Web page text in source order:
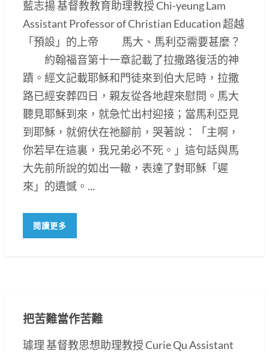
藍志揚 基督教教育助理教授 Chi-yeung Lam
Assistant Professor of Christian Education 超越
「預設」的上帝 馬大、馬利亞需要甚麼？
約翰福音第十一章記載了拉撒路復活的神
蹟。經文記載耶穌和門徒來到伯大尼時，拉撒
路已經安葬四日，親友從各地趕來慰問。馬大
聽見耶穌到來，就急忙出村迎接；當馬利亞見
到耶穌，就俯伏在祂腳前，哭著說：「主啊，
你若早在這裏，我兄弟必不死。」這句話與馬
大先前所說的如出一轍，表達了對耶穌「遲
來」的遺憾。...
閱讀更多
把苦難當作苦難
璩理 基督教思想助理教授 Curie Qu Assistant